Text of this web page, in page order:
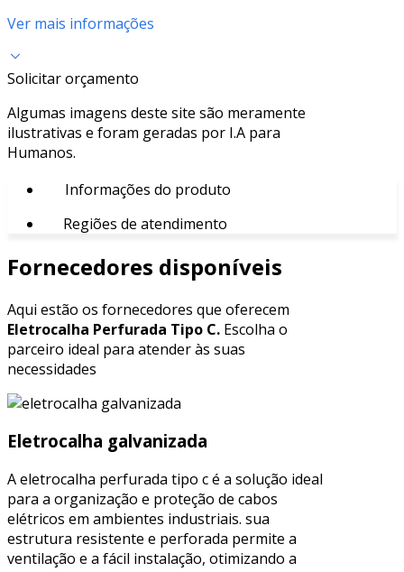
Ver mais informações
Solicitar orçamento
Algumas imagens deste site são meramente
ilustrativas e foram geradas por I.A para
Humanos.
Informações do produto
Regiões de atendimento
Fornecedores disponíveis
Aqui estão os fornecedores que oferecem
Eletrocalha Perfurada Tipo C. Escolha o
parceiro ideal para atender às suas
necessidades
Eletrocalha galvanizada
A eletrocalha perfurada tipo c é a solução ideal
para a organização e proteção de cabos
elétricos em ambientes industriais. sua
estrutura resistente e perforada permite a
ventilação e a fácil instalação, otimizando a